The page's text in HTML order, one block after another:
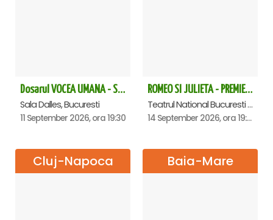
Dosarul VOCEA UMANA - Sala Dalles
Sala Dalles, Bucuresti
11 September 2026, ora 19:30
ROMEO SI JULIETA - PREMIERA OFICIALA - Bucuresti
Teatrul National Bucuresti - Sala Ion Caramitru, Bucuresti
14 September 2026, ora 19:00
Cluj-Napoca Baia-Mare